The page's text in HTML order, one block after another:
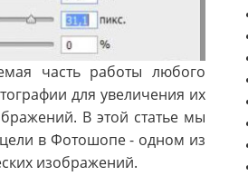
часть работы любого
для увеличения их
В этой статье мы
в Фотошопе - одном из
изображений.